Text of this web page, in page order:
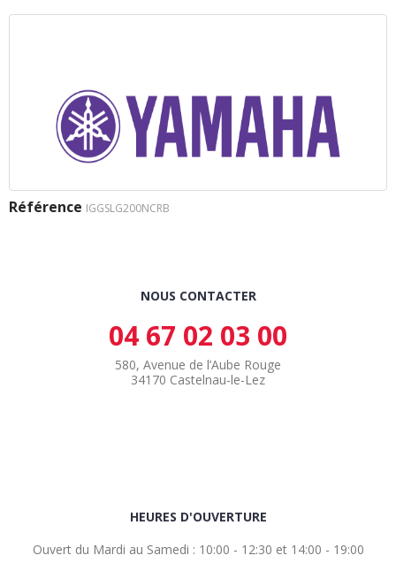
Référence IGGSLG200NCRB
NOUS CONTACTER
04 67 02 03 00
580, Avenue de l’Aube Rouge
34170 Castelnau-le-Lez
HEURES D'OUVERTURE
Ouvert du Mardi au Samedi : 10:00 - 12:30 et 14:00 - 19:00